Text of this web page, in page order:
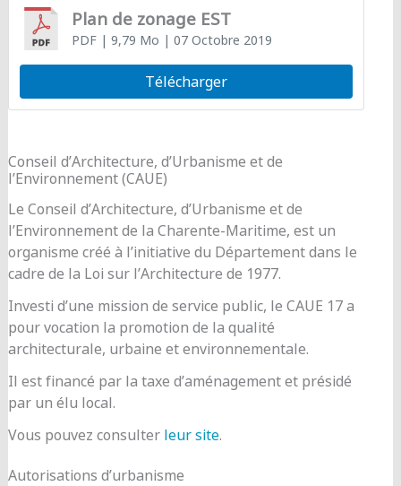
Plan de zonage EST
PDF| 9,79 Mo | 07 Octobre 2019
Télécharger
Conseil d’Architecture, d’Urbanisme et de
l’Environnement (CAUE)
Le Conseil d’Architecture, d’Urbanisme et de
l’Environnement de la Charente-Maritime, est un
organisme créé à l’initiative du Département dans le
cadre de la Loi sur l’Architecture de 1977.
Investi d’une mission de service public, le CAUE 17 a
pour vocation la promotion de la qualité
architecturale, urbaine et environnementale.
Il est financé par la taxe d’aménagement et présidé
par un élu local.
Vous pouvez consulter leur site.
Autorisations d’urbanisme